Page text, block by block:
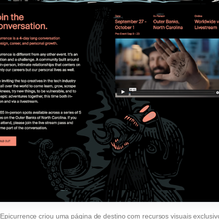
criou uma página de destino com recursos visuais